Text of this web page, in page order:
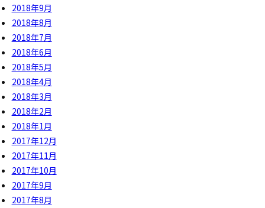
2018年9月
2018年8月
2018年7月
2018年6月
2018年5月
2018年4月
2018年3月
2018年2月
2018年1月
2017年12月
2017年11月
2017年10月
2017年9月
2017年8月